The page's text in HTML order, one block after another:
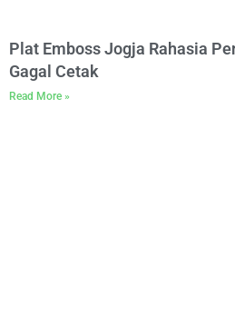
Plat Emboss Jogja Rahasia
Gagal Cetak
Read More »